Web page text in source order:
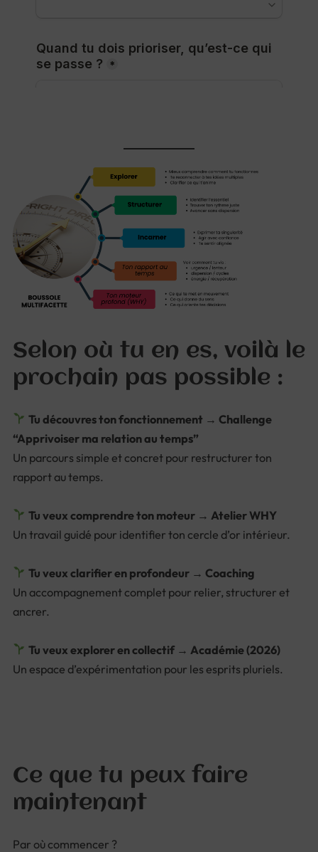
Selon où tu en es, voilà le
prochain pas possible :
Tu découvres ton fonctionnement → Challenge
“Apprivoiser ma relation au temps”
Un parcours simple et concret pour restructurer ton
rapport au temps.
Tu veux comprendre ton moteur → Atelier WHY
Un travail guidé pour identifier ton cercle d’or intérieur.
Tu veux clarifier en profondeur → Coaching
Un accompagnement complet pour relier, structurer et
ancrer.
Tu veux explorer en collectif → Académie (2026)
Un espace d’expérimentation pour les esprits pluriels.
Ce que tu peux faire
maintenant
Par où commencer ?